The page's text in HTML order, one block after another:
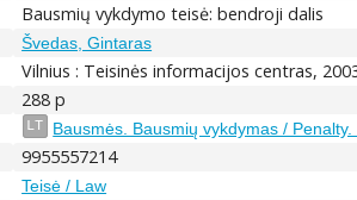
Bausmių vykdymo teisė: bendroji dalis
Švedas, Gintaras
Vilnius : Teisinės informacijos centras,
288 p
LT Bausmės. Bausmių vykdymas /
9955557214
Teisė / Law